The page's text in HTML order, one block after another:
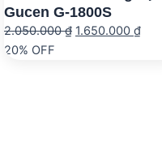
Gucen G-1800S
2.050.000₫ Giá
1.650.000 ₫Giá
20% OFF